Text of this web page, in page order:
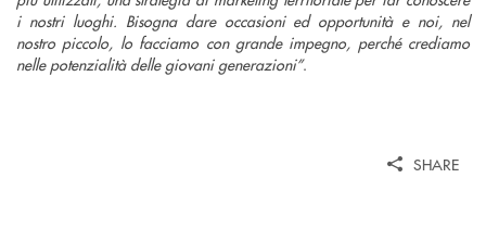
i nostri luoghi. Bisogna dare occasioni ed opportunità e noi, nel
nostro piccolo, lo facciamo con grande impegno, perché crediamo
nelle potenzialità delle giovani generazioni”.
SHARE